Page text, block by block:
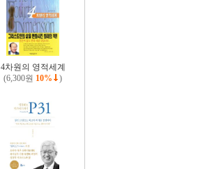
4차원의 영적세계
(6,300원 10% )